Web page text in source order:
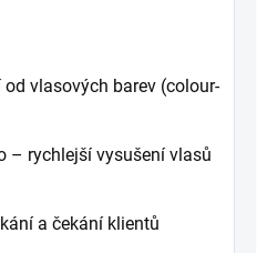
vlasových barev (colour-
– rychlejší vysušení vlasů
a čekání klientů